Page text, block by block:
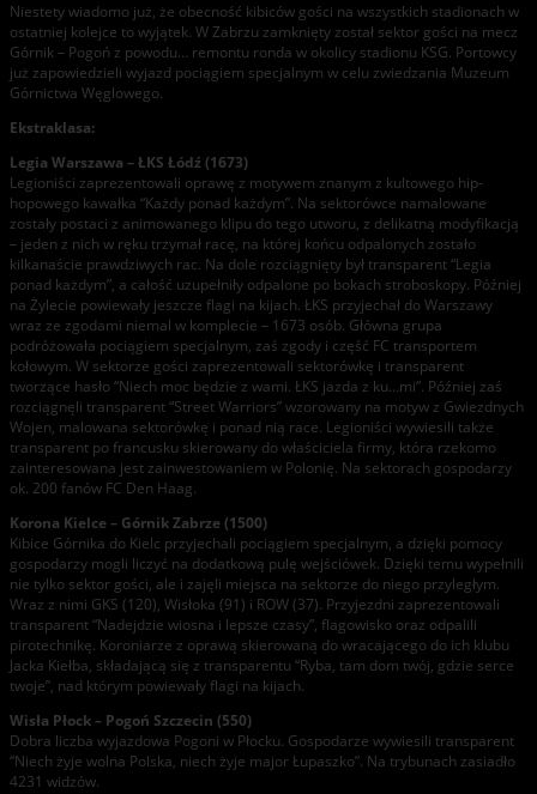
Niestety wiadomo już, że obecność kibiców gości na wszystkich stadionach w
ostatniej kolejce to wyjątek. W Zabrzu zamknięty został sektor gości na mecz
Górnik – Pogoń z powodu… remontu ronda w okolicy stadionu KSG. Portowcy
już zapowiedzieli wyjazd pociągiem specjalnym w celu zwiedzania Muzeum
Górnictwa Węglowego.
Ekstraklasa:
Legia Warszawa – ŁKS Łódź (1673)
Legioniści zaprezentowali oprawę z motywem znanym z kultowego hip-
hopowego kawałka “Każdy ponad każdym”. Na sektorówce namalowane
zostały postaci z animowanego klipu do tego utworu, z delikatną modyfikacją
– jeden z nich w ręku trzymał racę, na której końcu odpalonych zostało
kilkanaście prawdziwych rac. Na dole rozciągnięty był transparent “Legia
ponad każdym”, a całość uzupełniły odpalone po bokach stroboskopy. Później
na Żylecie powiewały jeszcze flagi na kijach. ŁKS przyjechał do Warszawy
wraz ze zgodami niemal w komplecie – 1673 osób. Główna grupa
podróżowała pociągiem specjalnym, zaś zgody i część FC transportem
kołowym. W sektorze gości zaprezentowali sektorówkę i transparent
tworzące hasło “Niech moc będzie z wami. ŁKS jazda z ku…mi”. Później zaś
rozciągnęli transparent “Street Warriors” wzorowany na motyw z Gwiezdnych
Wojen, malowana sektorówkę i ponad nią race. Legioniści wywiesili także
transparent po francusku skierowany do właściciela firmy, która rzekomo
zainteresowana jest zainwestowaniem w Polonię. Na sektorach gospodarzy
ok. 200 fanów FC Den Haag.
Korona Kielce – Górnik Zabrze (1500)
Kibice Górnika do Kielc przyjechali pociągiem specjalnym, a dzięki pomocy
gospodarzy mogli liczyć na dodatkową pulę wejściówek. Dzięki temu wypełnili
nie tylko sektor gości, ale i zajęli miejsca na sektorze do niego przyległym.
Wraz z nimi GKS (120), Wisłoka (91) i ROW (37). Przyjezdni zaprezentowali
transparent “Nadejdzie wiosna i lepsze czasy”, flagowisko oraz odpalili
pirotechnikę. Koroniarze z oprawą skierowaną do wracającego do ich klubu
Jacka Kiełba, składającą się z transparentu “Ryba, tam dom twój, gdzie serce
twoje”, nad którym powiewały flagi na kijach.
Wisła Płock – Pogoń Szczecin (550)
Dobra liczba wyjazdowa Pogoni w Płocku. Gospodarze wywiesili transparent
“Niech żyje wolna Polska, niech żyje major Łupaszko”. Na trybunach zasiadło
4231 widzów.